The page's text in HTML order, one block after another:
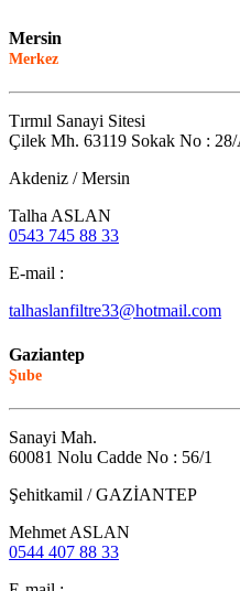
Mersin
Merkez
Tırmıl Sanayi Sitesi
Çilek Mh. 63119 Sokak No : 28/
Akdeniz / Mersin
Talha ASLAN
0543 745 88 33
E-mail :
talhaslanfiltre33@hotmail.com
Gaziantep
Şube
Sanayi Mah.
60081 Nolu Cadde No : 56/1
Şehitkamil / GAZİANTEP
Mehmet ASLAN
0544 407 88 33